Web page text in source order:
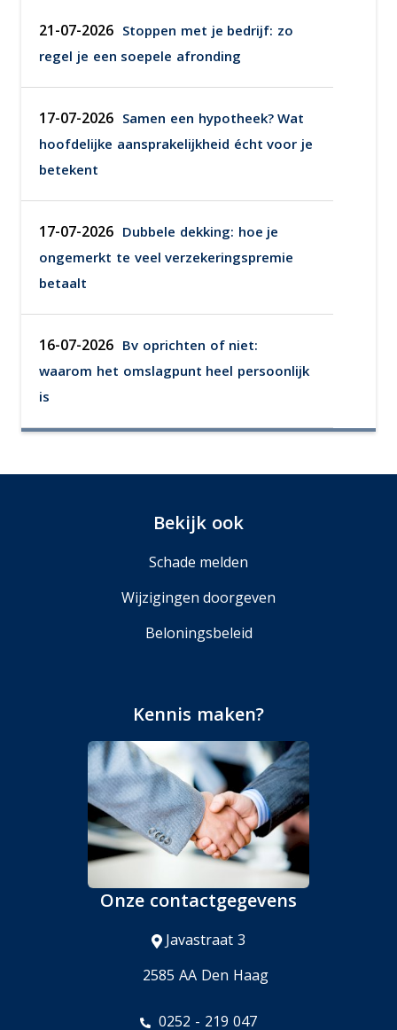
21-07-2026 Stoppen met je bedrijf: zo
regel je een soepele afronding
17-07-2026 Samen een hypotheek? Wat
hoofdelijke aansprakelijkheid écht voor je
betekent
17-07-2026 Dubbele dekking: hoe je
ongemerkt te veel verzekeringspremie
betaalt
16-07-2026 Bv oprichten of niet:
waarom het omslagpunt heel persoonlijk
is
Bekijk ook
Schade melden
Wijzigingen doorgeven
Beloningsbeleid
Kennis maken?
Onze contactgegevens
Javastraat 3
2585 AA Den Haag
0252 - 219 047